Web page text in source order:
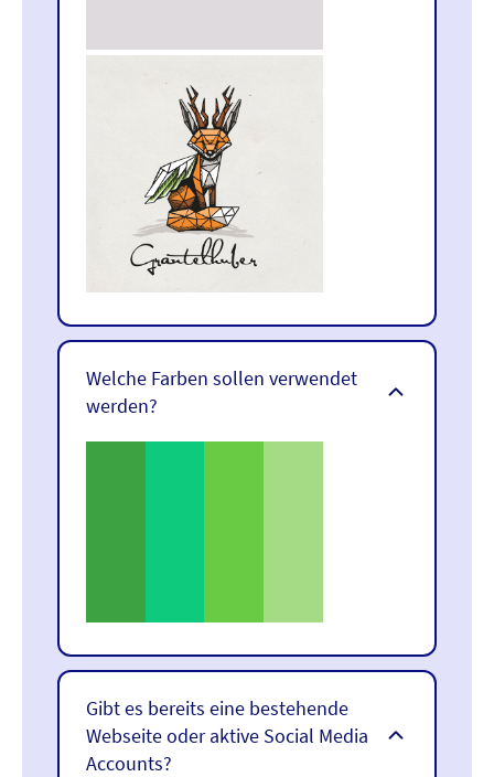
Welche Farben sollen verwendet
werden?
Gibt es bereits eine bestehende
Webseite oder aktive Social Media
Accounts?